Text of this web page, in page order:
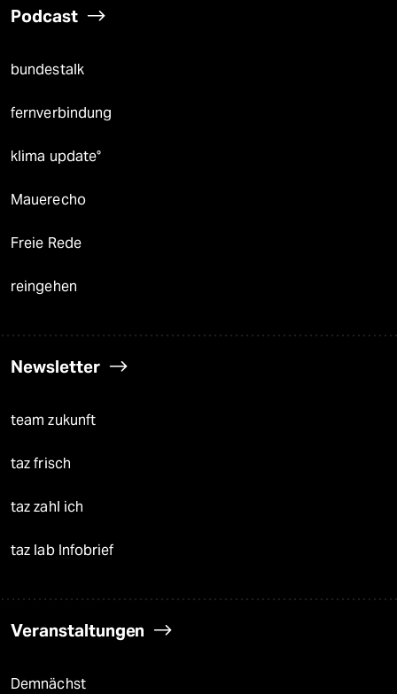
Podcast
bundestalk
fernverbindung
klima update°
Mauerecho
Freie Rede
reingehen
Newsletter
team zukunft
taz frisch
taz zahl ich
taz lab Infobrief
Veranstaltungen
Demnächst